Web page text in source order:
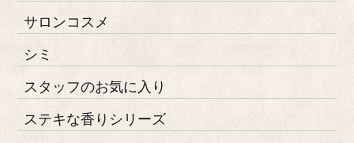
サロンコスメ
シミ
スタッフのお気に入り
ステキな香りシリーズ